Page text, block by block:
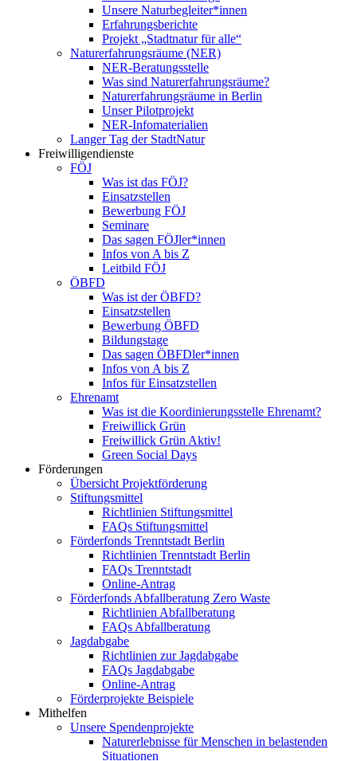
Unsere Naturbegleiter*innen
Erfahrungsberichte
Projekt „Stadtnatur für alle“
Naturerfahrungsräume (NER)
NER-Beratungsstelle
Was sind Naturerfahrungsräume?
Naturerfahrungsräume in Berlin
Unser Pilotprojekt
NER-Infomaterialien
Langer Tag der StadtNatur
Freiwilligendienste
FÖJ
Was ist das FÖJ?
Einsatzstellen
Bewerbung FÖJ
Seminare
Das sagen FÖJler*innen
Infos von A bis Z
Leitbild FÖJ
ÖBFD
Was ist der ÖBFD?
Einsatzstellen
Bewerbung ÖBFD
Bildungstage
Das sagen ÖBFDler*innen
Infos von A bis Z
Infos für Einsatzstellen
Ehrenamt
Was ist die Koordinierungsstelle Ehrenamt?
Freiwillick Grün
Freiwillick Grün Aktiv!
Green Social Days
Förderungen
Übersicht Projektförderung
Stiftungsmittel
Richtlinien Stiftungsmittel
FAQs Stiftungsmittel
Förderfonds Trenntstadt Berlin
Richtlinien Trenntstadt Berlin
FAQs Trenntstadt
Online-Antrag
Förderfonds Abfallberatung Zero Waste
Richtlinien Abfallberatung
FAQs Abfallberatung
Jagdabgabe
Richtlinien zur Jagdabgabe
FAQs Jagdabgabe
Online-Antrag
Förderprojekte Beispiele
Mithelfen
Unsere Spendenprojekte
Naturerlebnisse für Menschen in belastenden
Situationen